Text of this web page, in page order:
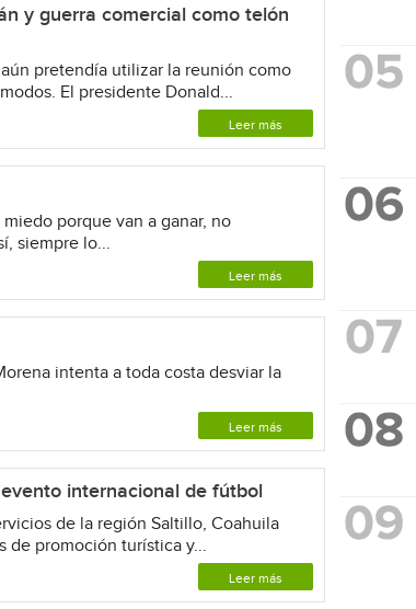
y guerra comercial como telón
pretendía utilizar la reunión como
El presidente Donald...
Leer más
porque van a ganar, no
siempre lo...
Leer más
intenta a toda costa desviar la
Leer más
internacional de fútbol
de la región Saltillo, Coahuila
de promoción turística y...
Leer más